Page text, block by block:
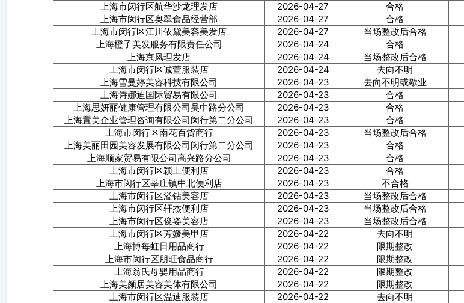
上海市闵行区航华沙龙理发店
2026-04-27 合格
上海市闵行区奥翠食品经营部
2026-04-27 合格
上海市闵行区江川依黛美容美发店
2026-04-27 当场整改后合格
上海橙子美发服务有限责任公司
2026-04-24 合格
上海京凤理发店
2026-04-24 当场整改后合格
上海市闵行区诚萱服装店
2026-04-24 去向不明
上海雪曼婷美容科技有限公司
2026-04-23 去向不明或歇业
上海诗娜迪国际贸易有限公司
2026-04-23 合格
上海思妍丽健康管理有限公司吴中路分公司
2026-04-23 合格
上海置美企业管理咨询有限公司闵行第二分公司
2026-04-23 合格
上海市闵行区南花百货商行
2026-04-23 当场整改后合格
上海美丽田园美容发展有限公司闵行第二分公司
2026-04-23 合格
上海顺家贸易有限公司高兴路分公司
2026-04-23 合格
上海市闵行区颖上便利店
2026-04-23 合格
上海市闵行区莘庄镇中北便利店
2026-04-23 不合格
上海市闵行区溢钻美容店
2026-04-23 当场整改后合格
上海市闵行区轩杰便利店
2026-04-23 当场整改后合格
上海市闵行区俊姿美容店
2026-04-23 当场整改后合格
上海市闵行区芳媛美甲店
2026-04-22 去向不明
上海博每虹日用品商行
2026-04-22 限期整改
上海市闵行区朋旺食品商行
2026-04-22 限期整改
上海翁氏母婴用品商行
2026-04-22 限期整改
上海美颜居美容美体有限公司
2026-04-22 限期整改
上海市闵行区温迪服装店
2026-04-22 去向不明